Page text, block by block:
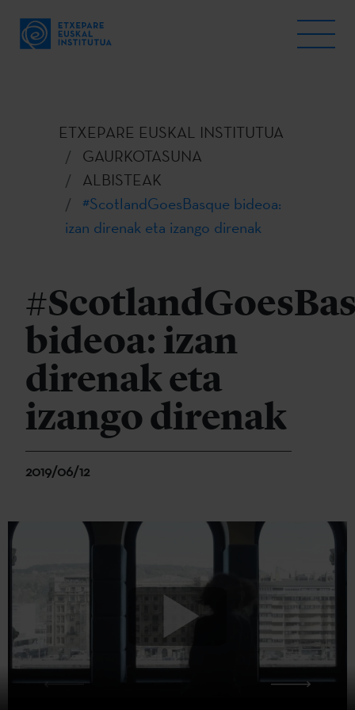
ETXEPARE EUSKAL INSTITUTUA
GAURKOTASUNA
ALBISTEAK
#ScotlandGoesBasque bideoa:
izan direnak eta izango direnak
bideoa: izan
direnak eta
izango direnak
2019/06/12